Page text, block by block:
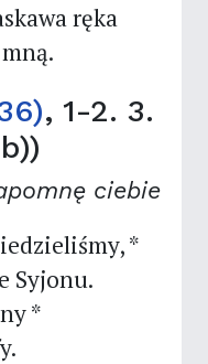
ręka
, 1-2. 3.
ciebie
*
Syjonu.
*